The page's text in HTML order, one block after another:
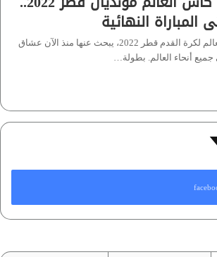
المباراة النهائية
مواعيد مباريات كأس العالم لكرة القدم قطر 2022، يبحث عنها منذ الآن عشاق
أنحاء العالم. بطولة…